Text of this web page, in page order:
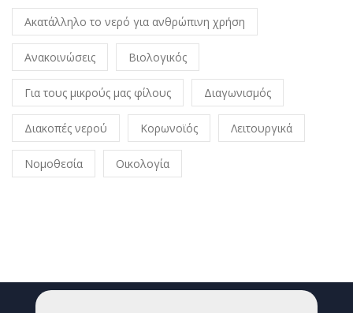
Ακατάλληλο το νερό για ανθρώπινη χρήση
Ανακοινώσεις Βιολογικός
Για τους μικρούς μας φίλους Διαγωνισμός
Διακοπές νερού Κορωνοϊός Λειτουργικά
Νομοθεσία Οικολογία